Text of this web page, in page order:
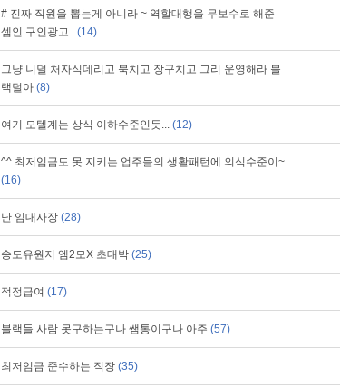
# 진짜 직원을 뽑는게 아니라 ~ 역할대행을 무보수로 해준
셈인 구인광고.. (14)
그냥 니덜 처자식데리고 북치고 장구치고 그리 운영해라 블
랙덜아 (8)
여기 모텔계는 상식 이하수준인듯... (12)
^^ 최저임금도 못 지키는 업주들의 생활패턴에 의식수준이~
(16)
난 임대사장 (28)
송도유원지 엠2모X 초대박 (25)
적정급여 (17)
블랙들 사람 못구하는구나 쌤통이구나 아주 (57)
최저임금 준수하는 직장 (35)